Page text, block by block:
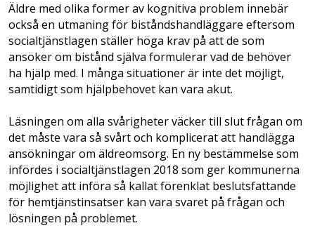
Äldre med olika former av kognitiva problem innebär
också en utmaning för biståndshandläggare eftersom
socialtjänstlagen ställer höga krav på att de som
ansöker om bistånd själva formulerar vad de behöver
ha hjälp med. I många situationer är inte det möjligt,
samtidigt som hjälpbehovet kan vara akut.
Läsningen om alla svårigheter väcker till slut frågan om
det måste vara så svårt och komplicerat att handlägga
ansökningar om äldreomsorg. En ny bestämmelse som
infördes i socialtjänstlagen 2018 som ger kommunerna
möjlighet att införa så kallat förenklat beslutsfattande
för hemtjänstinsatser kan vara svaret på frågan och
lösningen på problemet.